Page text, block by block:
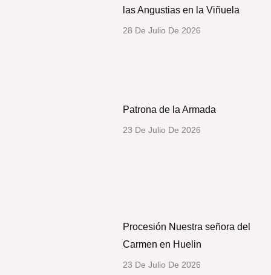
las Angustias en la Viñuela
28 De Julio De 2026
Patrona de la Armada
23 De Julio De 2026
Procesión Nuestra señora del
Carmen en Huelin
23 De Julio De 2026